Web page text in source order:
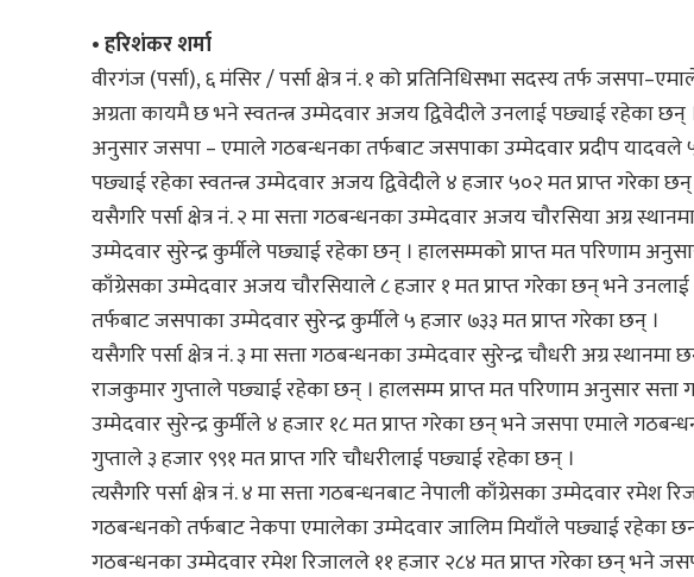
• हरिशंकर शर्मा
वीरगंज (पर्सा), ६ मंसिर / पर्सा क्षेत्र नं. १ को प्रतिनिधिसभा सदस्य तर्फ
अग्रता कायमै छ भने स्वतन्त्र उम्मेदवार अजय द्विवेदीले उनलाई पछ्याई रहेका छन्
अनुसार जसपा – एमाले गठबन्धनका तर्फबाट जसपाका उम्मेदवार प्रदीप यादवले
पछ्याई रहेका स्वतन्त्र उम्मेदवार अजय द्विवेदीले ४ हजार ५०२ मत प्राप्त गरेका छन्
यसैगरि पर्सा क्षेत्र नं. २ मा सत्ता गठबन्धनका उम्मेदवार अजय चौरसिया अग्र
उम्मेदवार सुरेन्द्र कुर्मीले पछ्याई रहेका छन् । हालसम्मको प्राप्त मत परिणाम
काँग्रेसका उम्मेदवार अजय चौरसियाले ८ हजार १ मत प्राप्त गरेका छन् भने
तर्फबाट जसपाका उम्मेदवार सुरेन्द्र कुर्मीले ५ हजार ७३३ मत प्राप्त गरेका छन् ।
यसैगरि पर्सा क्षेत्र नं. ३ मा सत्ता गठबन्धनका उम्मेदवार सुरेन्द्र चौधरी अग्र
राजकुमार गुप्ताले पछ्याई रहेका छन् । हालसम्म प्राप्त मत परिणाम अनुसार सत्ता
उम्मेदवार सुरेन्द्र कुर्मीले ४ हजार १८ मत प्राप्त गरेका छन् भने जसपा एमाले
गुप्ताले ३ हजार ९९१ मत प्राप्त गरि चौधरीलाई पछ्याई रहेका छन् ।
त्यसैगरि पर्सा क्षेत्र नं. ४ मा सत्ता गठबन्धनबाट नेपाली काँग्रेसका उम्मेदवार
गठबन्धनको तर्फबाट नेकपा एमालेका उम्मेदवार जालिम मियाँले पछ्याई रहेका छन्
गठबन्धनका उम्मेदवार रमेश रिजालले ११ हजार २८४ मत प्राप्त गरेका छन् भने